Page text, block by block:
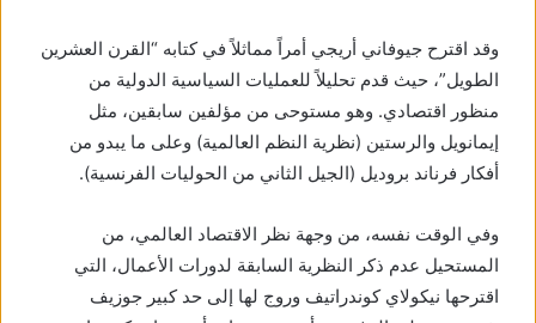
وقد اقترح جيوفاني أريجي أمراً مماثلاً في كتابه “القرن العشرين
الطويل”، حيث قدم تحليلاً للعمليات السياسية الدولية من
منظور اقتصادي. وهو مستوحى من مؤلفين سابقين، مثل
إيمانويل والرستين (نظرية النظم العالمية) وعلى ما يبدو من
أفكار فرناند بروديل (الجيل الثاني من الحوليات الفرنسية).
وفي الوقت نفسه، من وجهة نظر الاقتصاد العالمي، من
المستحيل عدم ذكر النظرية السابقة لدورات الأعمال، التي
اقترحها نيكولاي كوندراتيف وروج لها إلى حد كبير جوزيف